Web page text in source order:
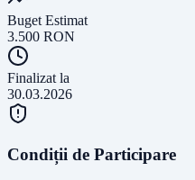
Buget Estimat
3.500 RON
Finalizat la
30.03.2026
Condiții de Participare